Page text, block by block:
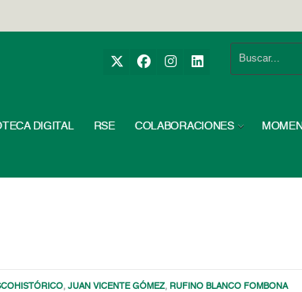
DIGITAL RSE COLABORACIONES
,JUAN VICENTE GÓMEZ, RUFINO BLANCO FOMBONA